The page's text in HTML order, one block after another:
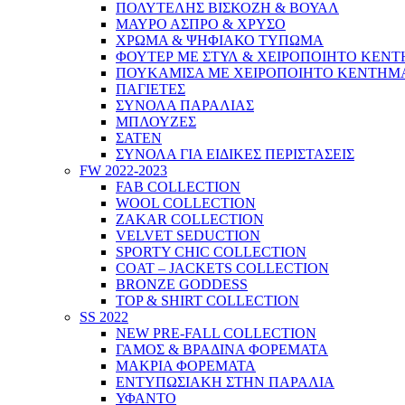
ΠΟΛΥΤΕΛΗΣ ΒΙΣΚΟΖΗ & ΒΟΥΑΛ
ΜΑΥΡΟ ΑΣΠΡΟ & ΧΡΥΣΟ
ΧΡΩΜΑ & ΨΗΦΙΑΚΟ ΤΥΠΩΜΑ
ΦΟΥΤΕΡ ΜΕ ΣΤΥΛ & ΧΕΙΡΟΠΟΙΗΤΟ
ΠΟΥΚΑΜΙΣΑ ΜΕ ΧΕΙΡΟΠΟΙΗΤΟ
ΠΑΓΙΕΤΕΣ
ΣΥΝΟΛΑ ΠΑΡΑΛΙΑΣ
ΜΠΛΟΥΖΕΣ
ΣΑΤΕΝ
ΣΥΝΟΛΑ ΓΙΑ ΕΙΔΙΚΕΣ ΠΕΡΙΣΤΑΣΕΙΣ
FW 2022-2023
FAB COLLECTION
WOOL COLLECTION
ZAKAR COLLECTION
VELVET SEDUCTION
SPORTY CHIC COLLECTION
COAT – JACKETS COLLECTION
BRONZE GODDESS
TOP & SHIRT COLLECTION
SS 2022
NEW PRE-FALL COLLECTION
ΓΑΜΟΣ & ΒΡΑΔΙΝΑ ΦΟΡΕΜΑΤΑ
ΜΑΚΡΙΑ ΦΟΡΕΜΑΤΑ
ΕΝΤΥΠΩΣΙΑΚΗ ΣΤΗΝ ΠΑΡΑΛΙΑ
ΥΦΑΝΤΟ